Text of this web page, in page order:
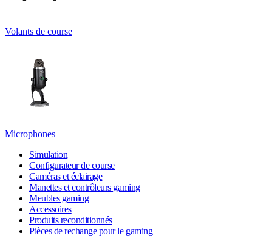
Volants de course
Microphones
Simulation
Configurateur de course
Caméras et éclairage
Manettes et contrôleurs gaming
Meubles gaming
Accessoires
Produits reconditionnés
Pièces de rechange pour le gaming